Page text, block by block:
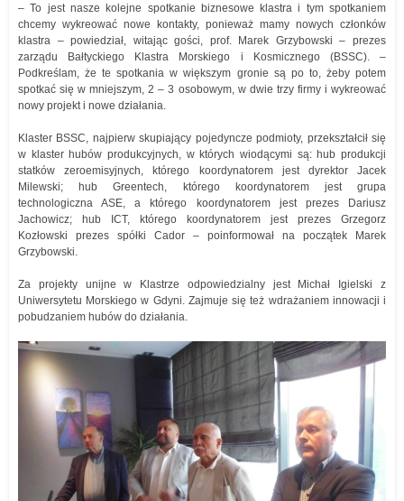
– To jest nasze kolejne spotkanie biznesowe klastra i tym spotkaniem
chcemy wykreować nowe kontakty, ponieważ mamy nowych członków
klastra – powiedział, witając gości, prof. Marek Grzybowski – prezes
zarządu Bałtyckiego Klastra Morskiego i Kosmicznego (BSSC). –
Podkreślam, że te spotkania w większym gronie są po to, żeby potem
spotkać się w mniejszym, 2 – 3 osobowym, w dwie trzy firmy i wykreować
nowy projekt i nowe działania.
Klaster BSSC, najpierw skupiający pojedyncze podmioty, przekształcił się
w klaster hubów produkcyjnych, w których wiodącymi są: hub produkcji
statków zeroemisyjnych, którego koordynatorem jest dyrektor Jacek
Milewski; hub Greentech, którego koordynatorem jest grupa
technologiczna ASE, a którego koordynatorem jest prezes Dariusz
Jachowicz; hub ICT, którego koordynatorem jest prezes Grzegorz
Kozłowski prezes spółki Cador – poinformował na początek Marek
Grzybowski.
Za projekty unijne w Klastrze odpowiedzialny jest Michał Igielski z
Uniwersytetu Morskiego w Gdyni. Zajmuje się też wdrażaniem innowacji i
pobudzaniem hubów do działania.